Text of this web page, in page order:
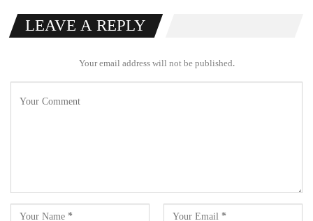
LEAVE A REPLY
Your email address will not be published.